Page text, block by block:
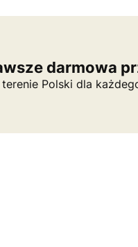
darmowa
terenie Polski dla